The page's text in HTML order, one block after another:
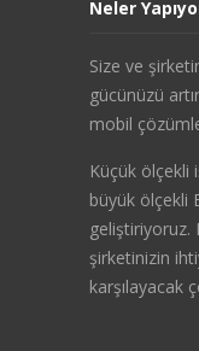
Neler
Size ve
gücünüzü
mobil
Küçük ölçekli
büyük ölçekli
geliştiriyoruz.
şirketinizin
karşılayacak